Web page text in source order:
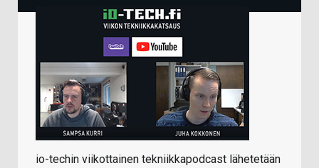
io-techin viikottainen tekniikkapodcast lähetetään